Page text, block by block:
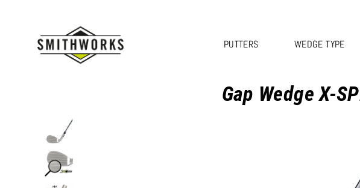
PUTTERS WEDGE TYPE
Gap Wedge X-